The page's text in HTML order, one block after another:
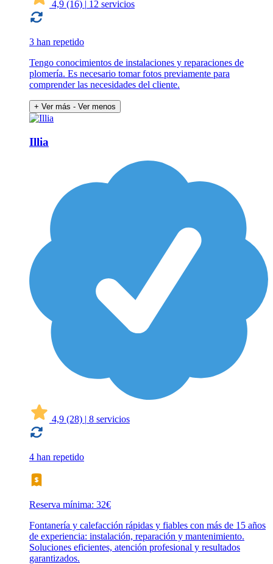
4,9 (16) | 12 servicios
3 han repetido
Tengo conocimientos de instalaciones y reparaciones de
plomería. Es necesario tomar fotos previamente para
comprender las necesidades del cliente.
+ Ver más - Ver menos
Illia
4,9 (28) | 8 servicios
4 han repetido
Reserva mínima: 32€
Fontanería y calefacción rápidas y fiables con más de 15 años
de experiencia: instalación, reparación y mantenimiento.
Soluciones eficientes, atención profesional y resultados
garantizados.